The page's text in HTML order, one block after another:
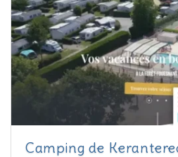
Camping de